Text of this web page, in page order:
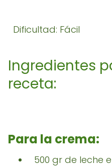
Dificultad: Fácil
Ingredientes
receta:
Para la crema:
500 gr de leche